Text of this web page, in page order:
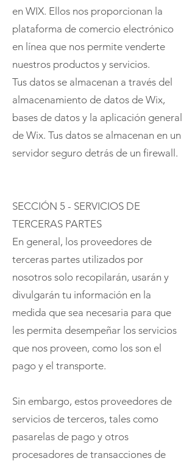
en WIX. Ellos nos proporcionan la
plataforma de comercio electrónico
en línea que nos permite venderte
nuestros productos y servicios.
Tus datos se almacenan a través del
almacenamiento de datos de Wix,
bases de datos y la aplicación general
de Wix. Tus datos se almacenan en un
servidor seguro detrás de un firewall.
SECCIÓN 5 - SERVICIOS DE
TERCERAS PARTES
En general, los proveedores de
terceras partes utilizados por
nosotros solo recopilarán, usarán y
divulgarán tu información en la
medida que sea necesaria para que
les permita desempeñar los servicios
que nos proveen, como los son el
pago y el transporte.
Sin embargo, estos proveedores de
servicios de terceros, tales como
pasarelas de pago y otros
procesadores de transacciones de